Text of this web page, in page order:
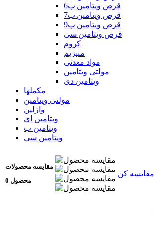
قرص ویتامین ب6
قرص ویتامین ب7
قرص ویتامین ب9
قرص ویتامین سی
کروم
منیزیم
مواد معدنی
مولتی ویتامین
ویتامین دی
مکملها
مولتی ویتامین
وازلین
ویتامین ای
ویتامین ب
ویتامین سی
مقایسه محصولات
0 محصول
مقایسه کن